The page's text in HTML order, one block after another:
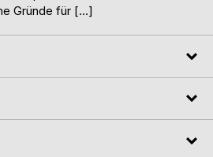
Gründe für […]